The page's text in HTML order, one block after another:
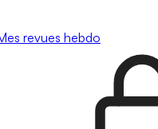
revues hebdo